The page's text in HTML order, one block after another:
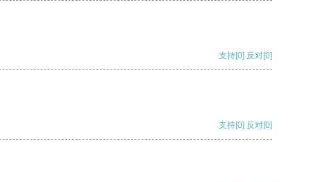
支持[0] 反对[0]
支持[0] 反对[0]